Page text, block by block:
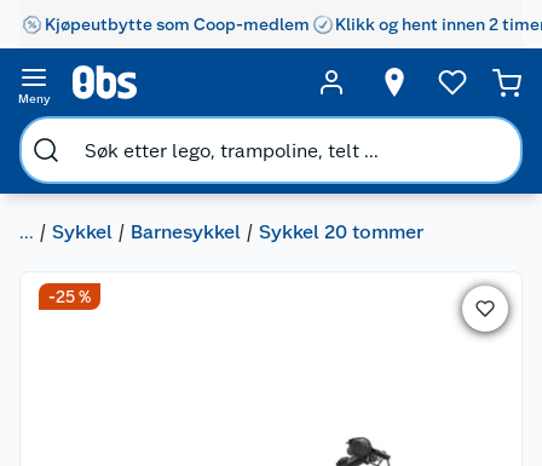
Kjøpeutbytte som Coop-medlem Klikk og hent innen 2
Meny
... Sykkel Barnesykkel Sykkel 20 tommer
-25 %